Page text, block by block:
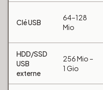
Clé USB
64–128
Mio
HDD/SSD
USB
externe
256 Mio –
1 Gio